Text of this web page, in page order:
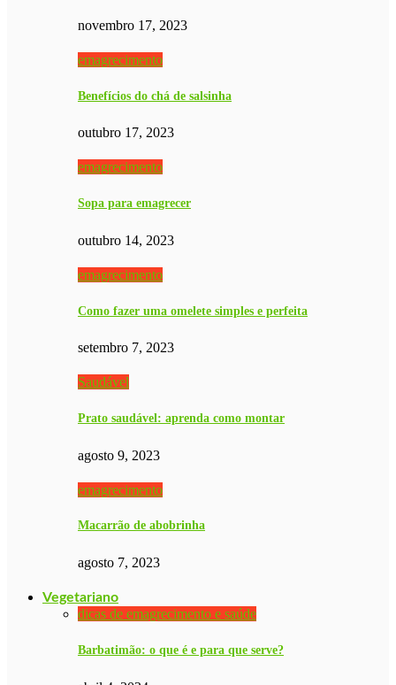
novembro 17, 2023
emagrecimento
Benefícios do chá de salsinha
outubro 17, 2023
emagrecimento
Sopa para emagrecer
outubro 14, 2023
emagrecimento
Como fazer uma omelete simples e perfeita
setembro 7, 2023
Saudável
Prato saudável: aprenda como montar
agosto 9, 2023
emagrecimento
Macarrão de abobrinha
agosto 7, 2023
Vegetariano
dicas de emagrecimento e saúde
Barbatimão: o que é e para que serve?